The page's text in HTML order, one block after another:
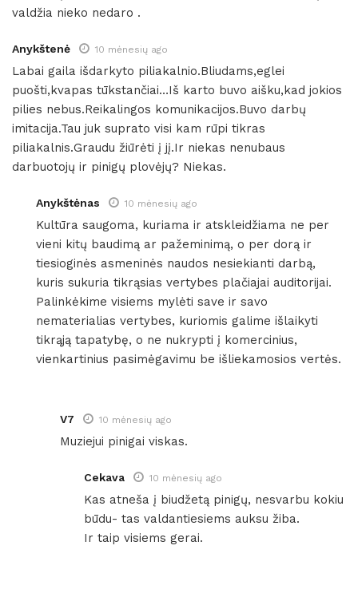
valdžia nieko nedaro .
Anykštenė 10 mėnesių ago
Labai gaila išdarkyto piliakalnio.Bliudams,eglei
puošti,kvapas tūkstančiai…Iš karto buvo aišku,kad jokios
pilies nebus.Reikalingos komunikacijos.Buvo darbų
imitacija.Tau juk suprato visi kam rūpi tikras
piliakalnis.Graudu žiūrėti į jį.Ir niekas nenubaus
darbuotojų ir pinigų plovėjų? Niekas.
Anykštėnas 10 mėnesių ago
Kultūra saugoma, kuriama ir atskleidžiama ne per
vieni kitų baudimą ar pažeminimą, o per dorą ir
tiesioginės asmeninės naudos nesiekianti darbą,
kuris sukuria tikrąsias vertybes plačiajai auditorijai.
Palinkėkime visiems mylėti save ir savo
nematerialias vertybes, kuriomis galime išlaikyti
tikrąją tapatybę, o ne nukrypti į komercinius,
vienkartinius pasimėgavimu be išliekamosios vertės.
V7 10 mėnesių ago
Muziejui pinigai viskas.
Cekava 10 mėnesių ago
Kas atneša į biudžetą pinigų, nesvarbu kokiu
būdu- tas valdantiesiems auksu žiba.
Ir taip visiems gerai.